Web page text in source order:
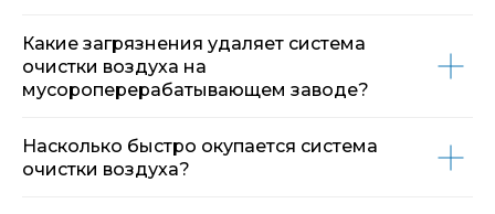
Какие загрязнения удаляет система
очистки воздуха на
мусороперерабатывающем заводе?
Насколько быстро окупается система
очистки воздуха?